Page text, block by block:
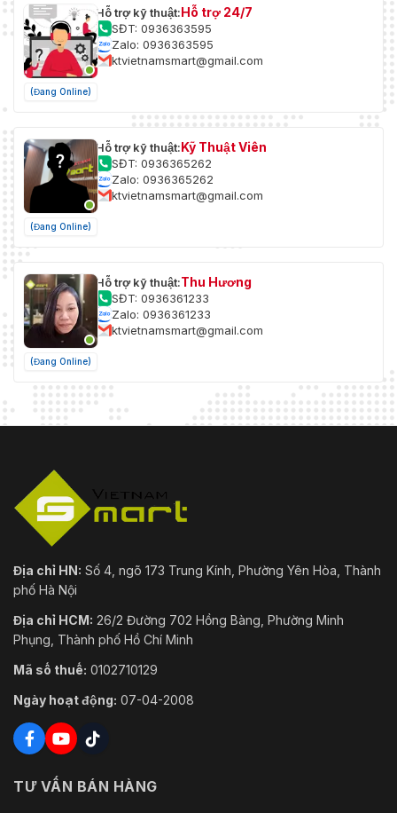
(Đang Online)
Hỗ trợ kỹ thuật:Hỗ trợ 24/7
SĐT: 0936363595
Zalo: 0936363595
ktvietnamsmart@gmail.com
(Đang Online)
Hỗ trợ kỹ thuật:Kỹ Thuật Viên
SĐT: 0936365262
Zalo: 0936365262
ktvietnamsmart@gmail.com
(Đang Online)
Hỗ trợ kỹ thuật:Thu Hương
SĐT: 0936361233
Zalo: 0936361233
ktvietnamsmart@gmail.com
Địa chỉ HN: Số 4, ngõ 173 Trung Kính, Phường Yên Hòa, Thành
phố Hà Nội
Địa chỉ HCM: 26/2 Đường 702 Hồng Bàng, Phường Minh
Phụng, Thành phố Hồ Chí Minh
Mã số thuế: 0102710129
Ngày hoạt động: 07-04-2008
TƯ VẤN BÁN HÀNG